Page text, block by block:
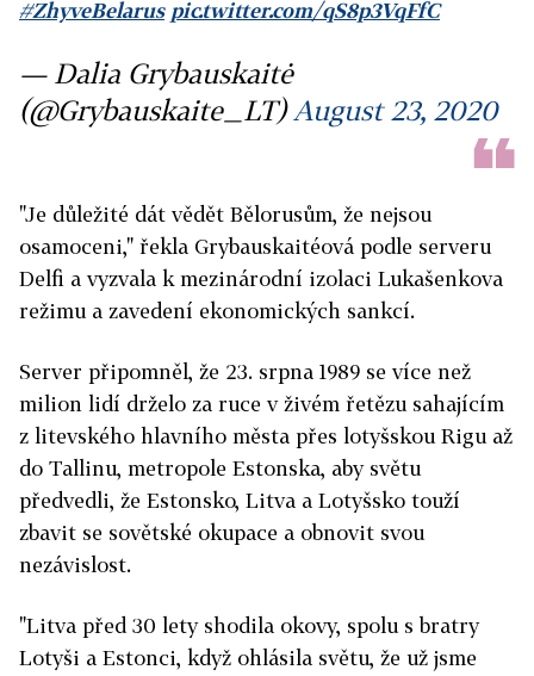
#ZhyveBelarus pic.twitter.com/qS8p3VqFfC
— Dalia Grybauskaitė
(@Grybauskaite_LT) August 23, 2020
"Je důležité dát vědět Bělorusům, že nejsou
osamoceni," řekla Grybauskaitéová podle serveru
Delfi a vyzvala k mezinárodní izolaci Lukašenkova
režimu a zavedení ekonomických sankcí.
Server připomněl, že 23. srpna 1989 se více než
milion lidí drželo za ruce v živém řetězu sahajícím
z litevského hlavního města přes lotyšskou Rigu až
do Tallinu, metropole Estonska, aby světu
předvedli, že Estonsko, Litva a Lotyšsko touží
zbavit se sovětské okupace a obnovit svou
nezávislost.
"Litva před 30 lety shodila okovy, spolu s bratry
Lotyši a Estonci, když ohlásila světu, že už jsme